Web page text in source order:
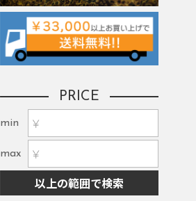
PRICE
min
max
以上の範囲で検索